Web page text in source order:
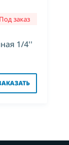
Под заказ
1/4''